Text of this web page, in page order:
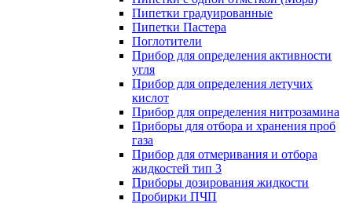
Пипетки градуированные
Пипетки Пастера
Поглотители
Прибор для определения активности
угля
Прибор для определения летучих
кислот
Прибор для определения нитрозамина
Приборы для отбора и хранения проб
газа
Прибор для отмеривания и отбора
жидкостей тип 3
Приборы дозирования жидкости
Пробирки ПЧП